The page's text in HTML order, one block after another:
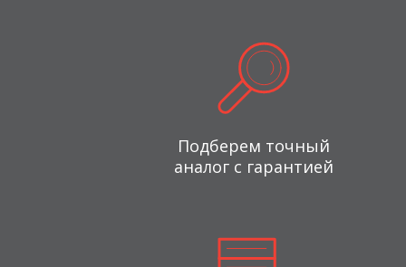
Подберем точный
аналог с гарантией